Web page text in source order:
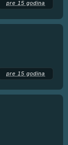
pre 15 godina
pre 15 godina